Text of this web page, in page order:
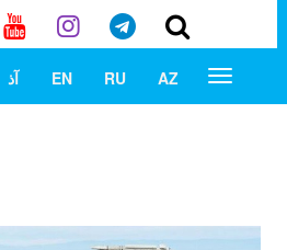
AZ
RU
EN آذ